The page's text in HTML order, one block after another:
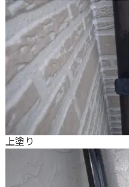
上塗り